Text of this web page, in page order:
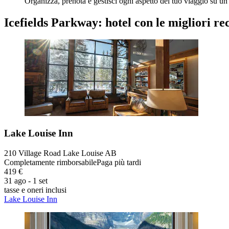
Icefields Parkway: hotel con le migliori
Lake Louise Inn
210 Village Road Lake Louise AB
Completamente rimborsabilePaga più tardi
419 €
31 ago - 1 set
tasse e oneri inclusi
Lake Louise Inn